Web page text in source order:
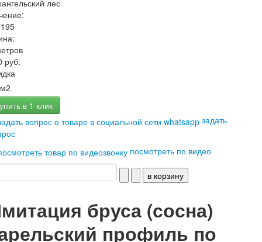
лес
руб.
м2
в 1 клик
задать
посмотреть по видео
бруса (сосна)
профиль по